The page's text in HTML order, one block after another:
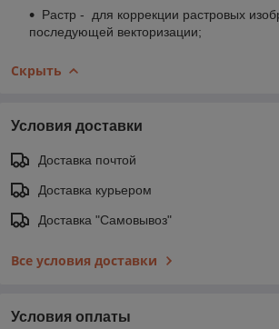
Растр - для коррекции растровых
последующей векторизации;
Скрыть
Условия доставки
Доставка почтой
Доставка курьером
Доставка "Самовывоз"
Все условия доставки
Условия оплаты